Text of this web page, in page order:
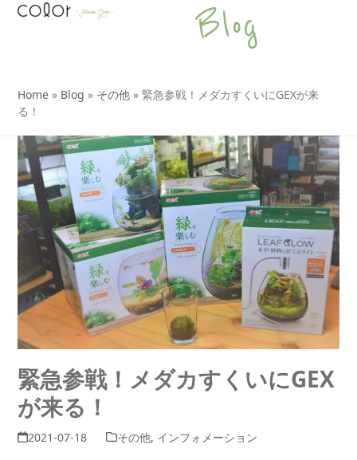
SkipOpen
Close
Blog
Home » Blog » その他 » 緊急参戦！メダカすくいにGEXが来
る！
緊急参戦！メダカすくいにGEX
が来る！
2021-07-18 その他, インフォメーション